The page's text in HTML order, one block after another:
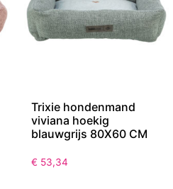
Trixie hondenmand
viviana hoekig
blauwgrijs 80X60 CM
€ 53,34